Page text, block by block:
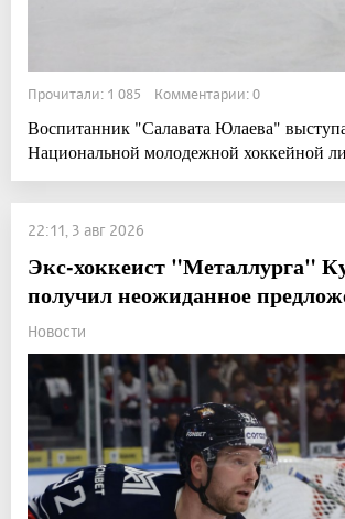
Прочитали: 1 085 Комментарии: 0
Воспитанник "Салавата Юлаева"
Национальной молодежной хоккейной
22:11, 3 авг 2026
Экс-хоккеист "Металлурга"
получил неожиданное
Новости